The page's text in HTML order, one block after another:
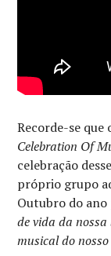
Recorde-se que
Celebration Of
celebração
próprio grupo
Outubro do ano
de vida da nossa
musical do